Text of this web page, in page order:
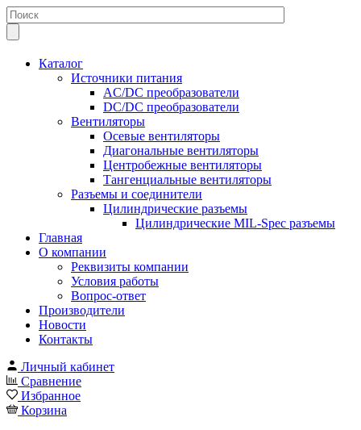
Каталог
Источники питания
AC/DC преобразователи
DC/DC преобразователи
Вентиляторы
Осевые вентиляторы
Диагональные вентиляторы
Центробежные вентиляторы
Тангенциальные вентиляторы
Разъемы и соединители
Цилиндрические разъемы
Цилиндрические MIL-Spec разъемы
Главная
О компании
Реквизиты компании
Условия работы
Вопрос-ответ
Производители
Новости
Контакты
Личный кабинет
Сравнение
Избранное
Корзина